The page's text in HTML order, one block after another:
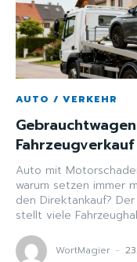
AUTO / VERKEHR
Auto mit
warum setzen immer
den Direktankauf?
stellt viele
WortMagier -